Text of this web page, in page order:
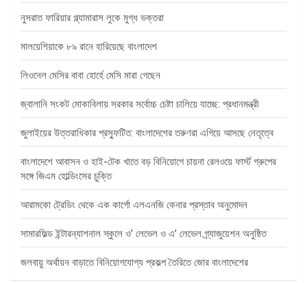
নুসরাত ফারিয়ার গ্ল্যামারাস লুকে মুগ্ধ ভক্তরা
মালয়েশিয়াকে ৮৯ রানে হারিয়েছে বাংলাদেশ
লিওনেল মেসির বাবা হোর্হে মেসি মারা গেছেন
জ্বালানি সংকট মোকাবিলায় সরকার সর্বোচ্চ চেষ্টা চালিয়ে যাচ্ছে: প্রধানমন্ত্রী
জুলাইয়ের উত্তরাধিকার প্রস্ফুটিত: বাংলাদেশের তরুণরা এগিয়ে আসছে নেতৃত্বে
বাংলাদেশে আবাসন ও হাই-টেক খাতে বড় বিনিয়োগে চায়না রেলওয়ে ফার্স্ট গ্রুপের
সঙ্গে জিএম হোল্ডিংসের চুক্তি
আরামকো ট্রেডিং থেকে এক কার্গো এলএনজি কেনার প্রস্তাব অনুমোদন
সামারফিল্ড ইন্টারন্যাশনাল স্কুলে ও’ লেভেল ও এ’ লেভেল গ্র্যাজুয়েশন অনুষ্ঠিত
জলবায়ু অর্থায়ন বাড়াতে বিনিয়োগযোগ্য প্রকল্প তৈরিতে জোর বাংলাদেশের